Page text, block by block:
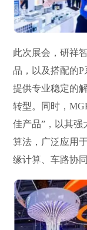
此次展会，研祥
品，以及搭配的
提供专业稳定的
转型。同时，
佳产品”，以其强
算法，广泛应用
缘计算、车路协